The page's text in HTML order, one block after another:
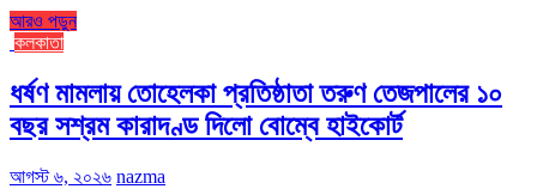
আরও পড়ুন
কলকাতা
ধর্ষণ মামলায় তোহেলকা প্রতিষ্ঠাতা তরুণ তেজপালের ১০
বছর সশ্রম কারাদণ্ড দিলো বোম্বে হাইকোর্ট
আগস্ট ৬, ২০২৬ nazma